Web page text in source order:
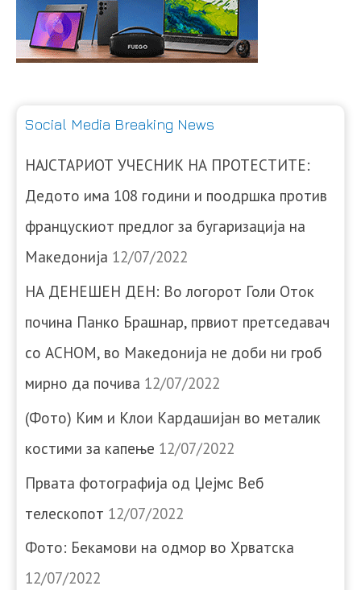
Social Media Breaking News
НАЈСТАРИОТ УЧЕСНИК НА ПРОТЕСТИТЕ:
Дедото има 108 години и поодршка против
францускиот предлог за бугаризација на
Македонија 12/07/2022
НА ДЕНЕШЕН ДЕН: Во логорот Голи Оток
почина Панко Брашнар, првиот претседавач
со АСНОМ, во Македонија не доби ни гроб
мирно да почива 12/07/2022
(Фото) Ким и Клои Кардашијан во металик
костими за капење 12/07/2022
Првата фотографија од Џејмс Веб
телескопот 12/07/2022
Фото: Бекамови на одмор во Хрватска
12/07/2022